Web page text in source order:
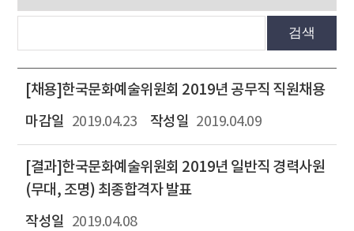
검색
[채용]한국문화예술위원회 2019년 공무직 직원채용
2019.04.23 2019.04.09
[결과]한국문화예술위원회 2019년 일반직 경력사원
(무대, 조명) 최종합격자 발표
2019.04.08